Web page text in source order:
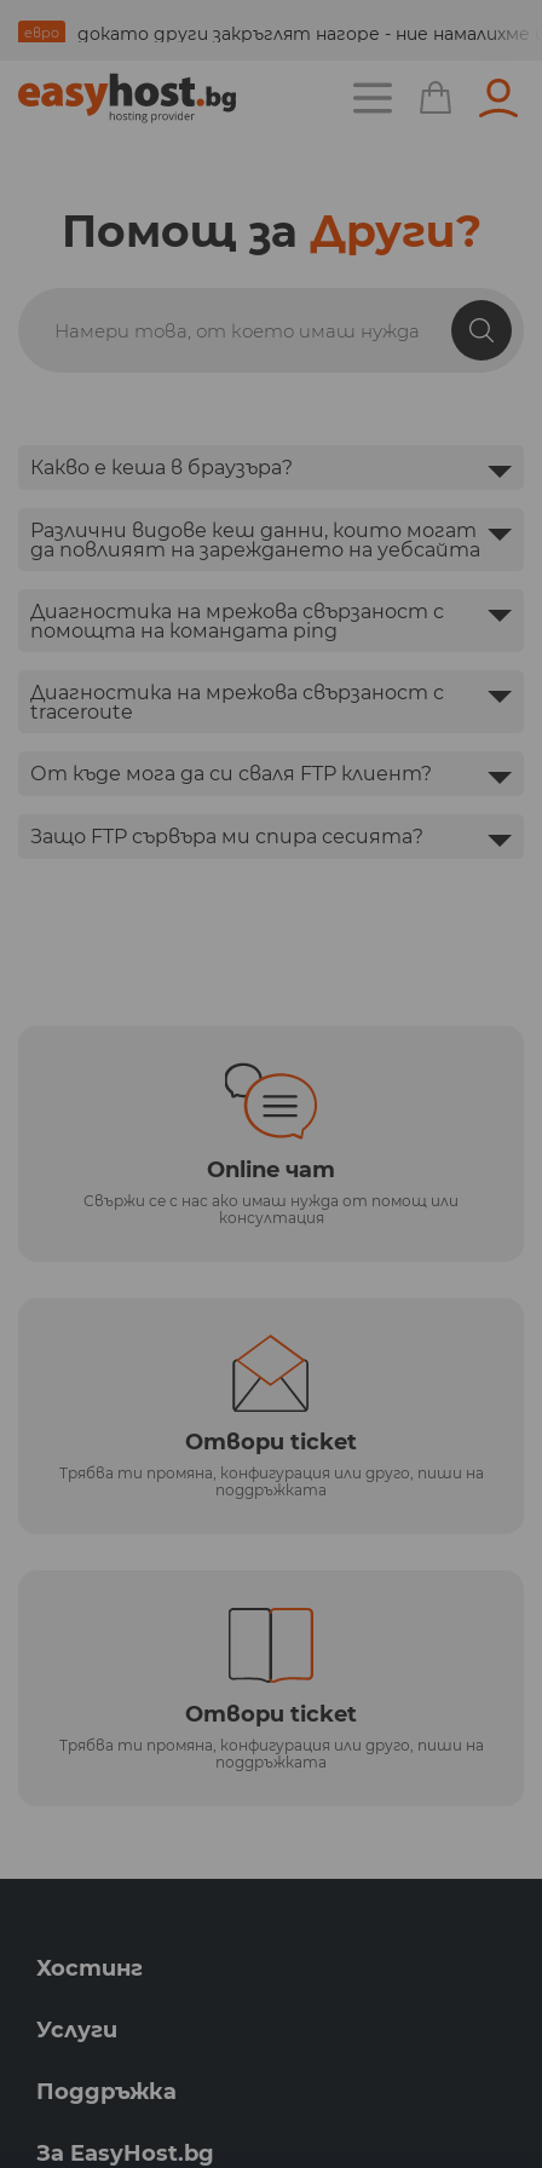
евро докато други закръглят нагоре - ние
промо 3 месеца подарък за всеки нов хостинг акаунт
ново всички домейни на нови по-ниски цени подробно
Помощ за Други?
Какво е кеша в браузъра?
Различни видове кеш данни, които могат
да повлияят на зареждането на уебсайта
Диагностика на мрежова свързаност с
помощта на командата ping
Диагностика на мрежова свързаност с
traceroute
От къде мога да си сваля FTP клиент?
Защо FTP сървъра ми спира сесията?
Online чат
Свържи се с нас ако имаш нужда от помощ или
консултация
Отвори ticket
Трябва ти промяна, конфигурация или друго, пиши на
поддръжката
Отвори ticket
Трябва ти промяна, конфигурация или друго, пиши на
поддръжката
Хостинг
Услуги
Поддръжка
За EasyHost.bg